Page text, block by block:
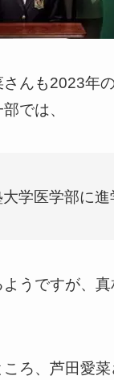
んも2023年
では、
学医学部に進
ようですが、
ろ、芦田愛